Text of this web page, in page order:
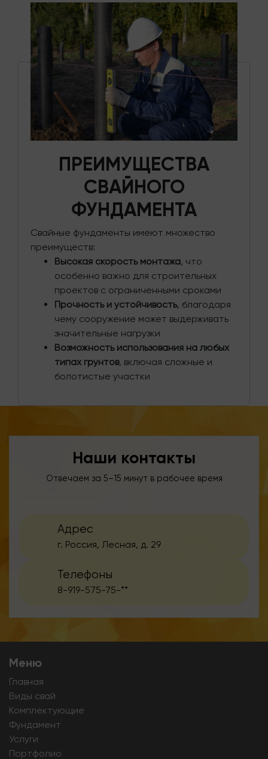
ПРЕИМУЩЕСТВА
СВАЙНОГО
ФУНДАМЕНТА
Свайные фундаменты имеют множество
преимуществ:
Высокая скорость монтажа, что
особенно важно для строительных
проектов с ограниченными сроками
Прочность и устойчивость, благодаря
чему сооружение может выдерживать
значительные нагрузки
Возможность использования на любых
типах грунтов, включая сложные и
болотистые участки
Наши контакты
Отвечаем за 5–15 минут в рабочее время
Адрес
г. Россия, Лесная, д. 29
Телефоны
8-919-575-75-**
Меню
Главная
Виды свай
Комплектующие
Фундамент
Услуги
Портфолио